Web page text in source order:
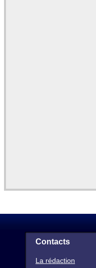
Contacts
La rédaction